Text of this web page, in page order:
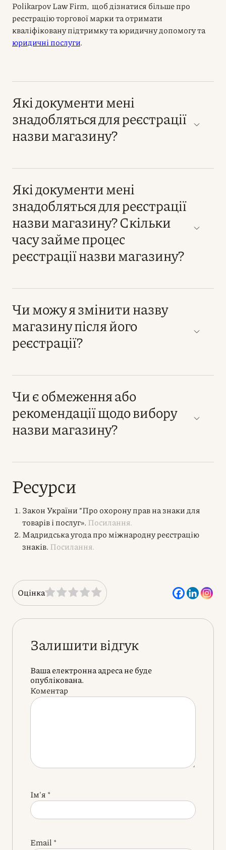
Polikarpov Law Firm, щоб дізнатися більше про
реєстрацію торгової марки та отримати
кваліфіковану підтримку таюридичну допомогу та
юридичні послуги.
Які документи мені
знадобляться для реєстрації
назви магазину?
Які документи мені
знадобляться для реєстрації
назви магазину? Скільки
часу займе процес
реєстрації назви магазину?
Чи можу я змінити назву
магазину після його
реєстрації?
Чи є обмеження або
рекомендації щодо вибору
назви магазину?
Ресурси
Закон України “Про охорону прав на знаки для
товарів і послуг». Посилання.
Мадридська угода про міжнародну реєстрацію
знаків. Посилання.
Оцінка
Залишити відгук
Ваша електронна адреса не буде
опублікована.
Коментар
Ім'я *
Email *